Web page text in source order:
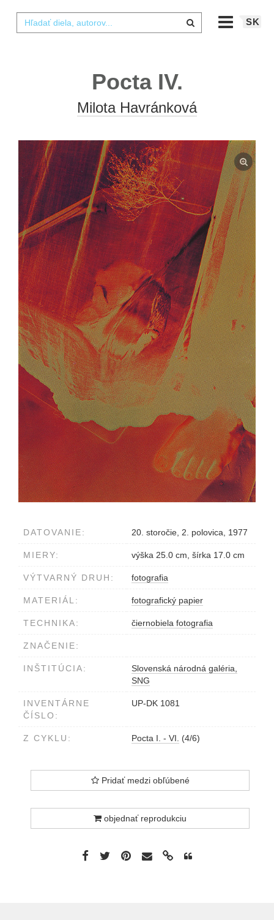
SK
Pocta IV.
Milota Havránková
DATOVANIE: 20. storočie, 2. polovica, 1977
MIERY: výška 25.0 cm, šírka 17.0 cm
VÝTVARNÝ DRUH: fotografia
MATERIÁL: fotografický papier
TECHNIKA: čiernobiela fotografia
ZNAČENIE:
INŠTITÚCIA:
Slovenská národná galéria,
SNG
INVENTÁRNE
ČÍSLO:
UP-DK 1081
Z CYKLU: Pocta I. - VI. (4/6)
Pridať medzi obľúbené
objednať reprodukciu